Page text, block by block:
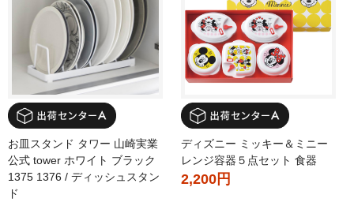
お皿スタンド タワー 山崎実業
公式 tower ホワイト ブラック
1375 1376 / ディッシュスタン
ド
ディズニー ミッキー＆ミニー
レンジ容器５点セット 食器
2,200円